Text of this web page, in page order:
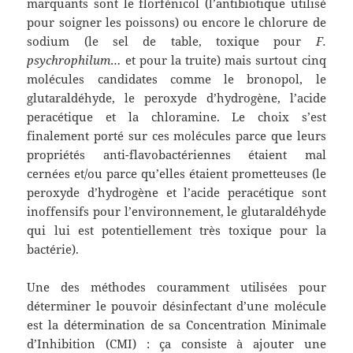
pour soigner les poissons) ou encore le chlorure de
sodium (le sel de table, toxique pour F.
psychrophilum… et pour la truite) mais surtout cinq
molécules candidates comme le bronopol, le
glutaraldéhyde, le peroxyde d’hydrogène, l’acide
peracétique et la chloramine. Le choix s’est
finalement porté sur ces molécules parce que leurs
propriétés anti-flavobactériennes étaient mal
cernées et/ou parce qu’elles étaient prometteuses (le
peroxyde d’hydrogène et l’acide peracétique sont
inoffensifs pour l’environnement, le glutaraldéhyde
qui lui est potentiellement très toxique pour la
bactérie).
Une des méthodes couramment utilisées pour
déterminer le pouvoir désinfectant d’une molécule
est la détermination de sa Concentration Minimale
d’Inhibition (CMI) : ça consiste à ajouter une